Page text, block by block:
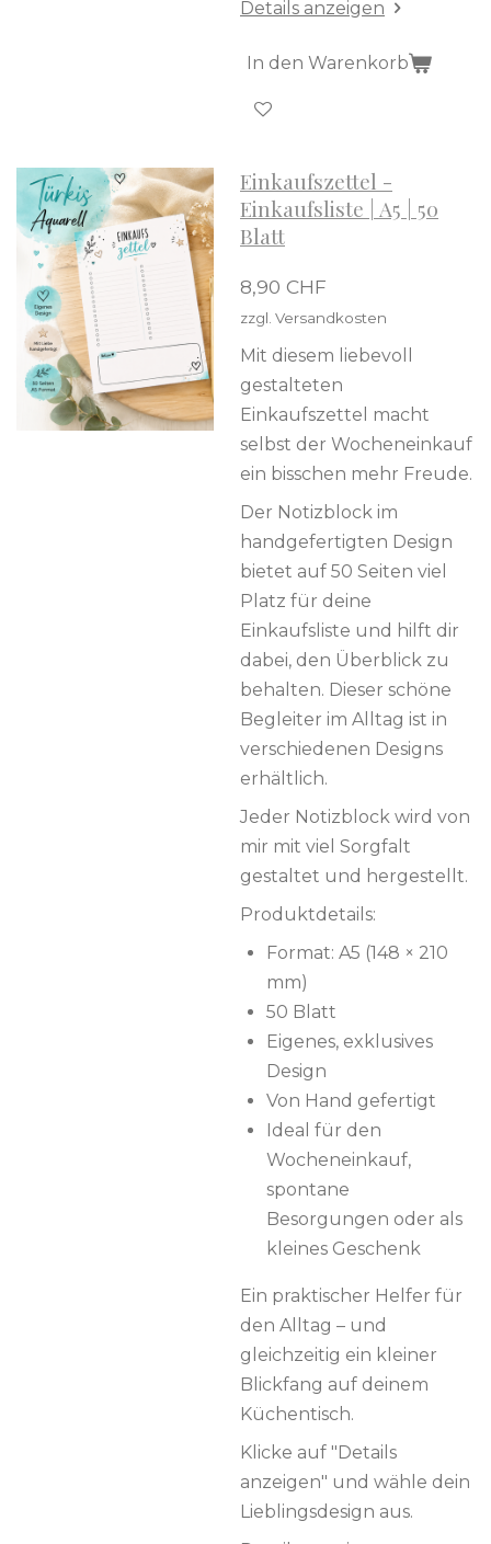
Details anzeigen
In den Warenkorb
Einkaufszettel -
Einkaufsliste | A5 | 50
Blatt
8,90 CHF
zzgl. Versandkosten
Mit diesem liebevoll
gestalteten
Einkaufszettel macht
selbst der Wocheneinkauf
ein bisschen mehr Freude.
Der Notizblock im
handgefertigten Design
bietet auf 50 Seiten viel
Platz für deine
Einkaufsliste und hilft dir
dabei, den Überblick zu
behalten. Dieser schöne
Begleiter im Alltag ist in
verschiedenen Designs
erhältlich.
Jeder Notizblock wird von
mir mit viel Sorgfalt
gestaltet und hergestellt.
Produktdetails:
Format: A5 (148 × 210
mm)
50 Blatt
Eigenes, exklusives
Design
Von Hand gefertigt
Ideal für den
Wocheneinkauf,
spontane
Besorgungen oder als
kleines Geschenk
Ein praktischer Helfer für
den Alltag – und
gleichzeitig ein kleiner
Blickfang auf deinem
Küchentisch.
Klicke auf "Details
anzeigen" und wähle dein
Lieblingsdesign aus.